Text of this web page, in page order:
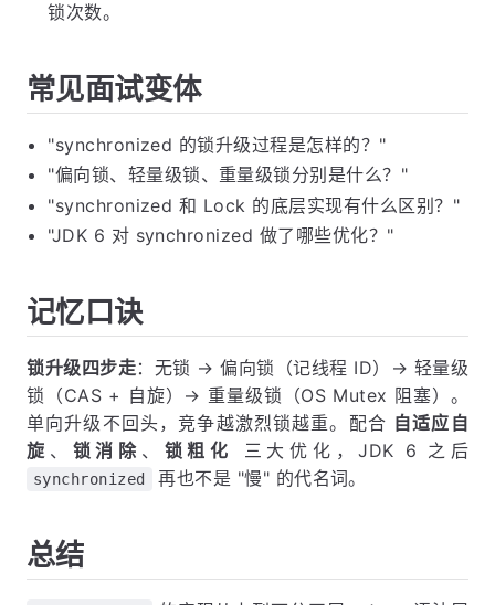
锁次数。
常见面试变体
"synchronized 的锁升级过程是怎样的？"
"偏向锁、轻量级锁、重量级锁分别是什么？"
"synchronized 和 Lock 的底层实现有什么区别？"
"JDK 6 对 synchronized 做了哪些优化？"
记忆口诀
锁升级四步走：无锁 → 偏向锁（记线程 ID）→ 轻量级
锁（CAS + 自旋）→ 重量级锁（OS Mutex 阻塞）。
单向升级不回头，竞争越激烈锁越重。配合 自适应自
旋 、 锁消除 、 锁粗化 三大优化，JDK 6 之后
synchronized 再也不是 "慢" 的代名词。
总结